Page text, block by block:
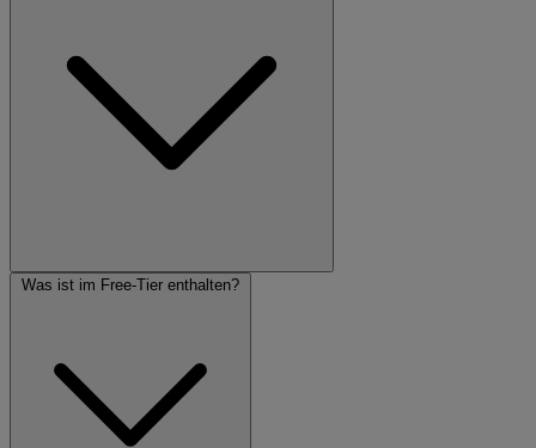
Was ist im Free-Tier enthalten?